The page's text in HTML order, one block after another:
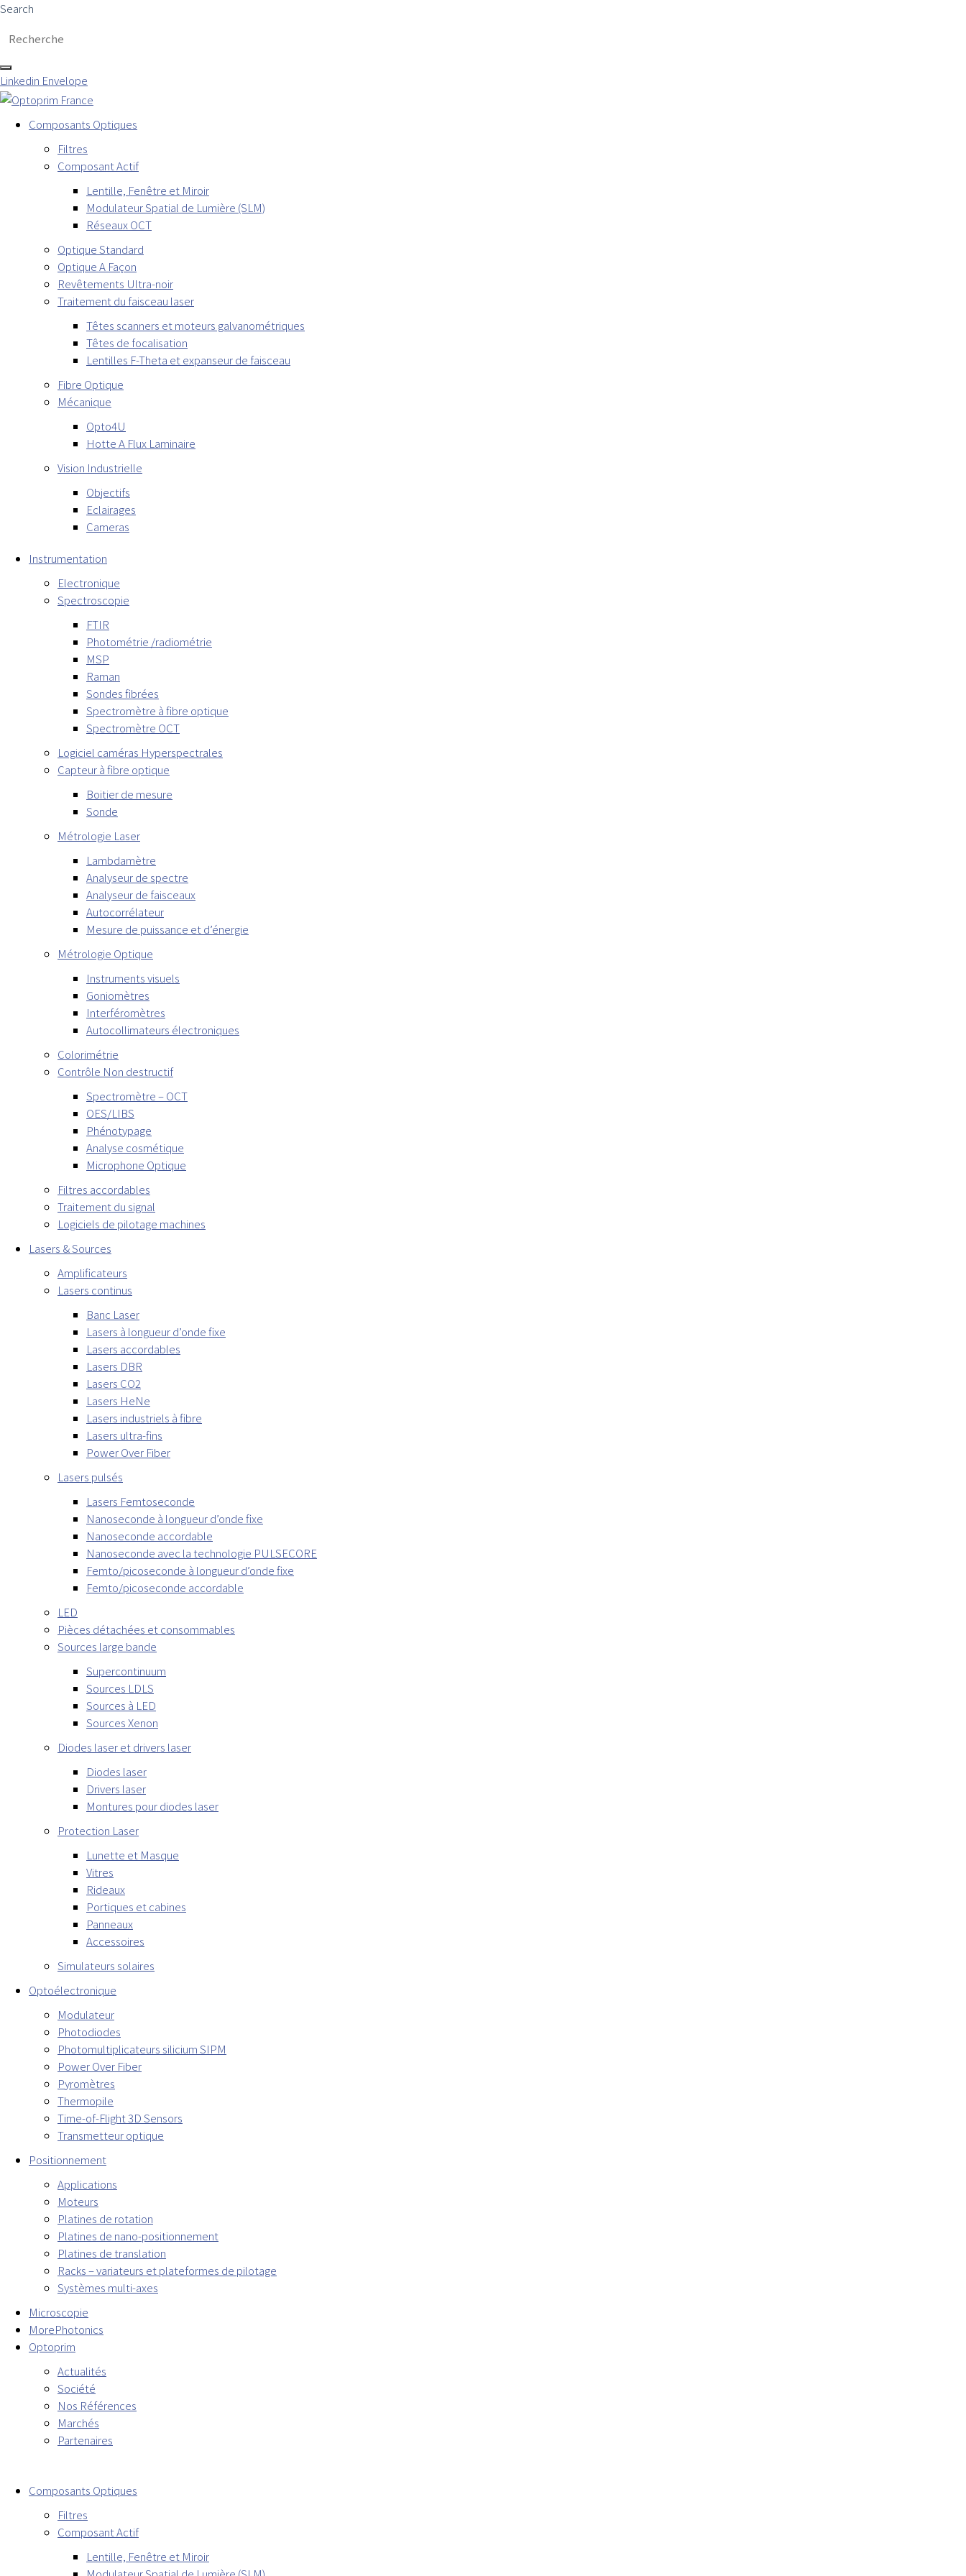
Search
Linkedin Envelope
Composants Optiques
Filtres
Composant Actif
Lentille, Fenêtre et Miroir
Modulateur Spatial de Lumière (SLM)
Réseaux OCT
Optique Standard
Optique A Façon
Revêtements Ultra-noir
Traitement du faisceau laser
Têtes scanners et moteurs galvanométriques
Têtes de focalisation
Lentilles F-Theta et expanseur de faisceau
Fibre Optique
Mécanique
Opto4U
Hotte A Flux Laminaire
Vision Industrielle
Objectifs
Eclairages
Cameras
Instrumentation
Electronique
Spectroscopie
FTIR
Photométrie /radiométrie
MSP
Raman
Sondes fibrées
Spectromètre à fibre optique
Spectromètre OCT
Logiciel caméras Hyperspectrales
Capteur à fibre optique
Boitier de mesure
Sonde
Métrologie Laser
Lambdamètre
Analyseur de spectre
Analyseur de faisceaux
Autocorrélateur
Mesure de puissance et d’énergie
Métrologie Optique
Instruments visuels
Goniomètres
Interféromètres
Autocollimateurs électroniques
Colorimétrie
Contrôle Non destructif
Spectromètre – OCT
OES/LIBS
Phénotypage
Analyse cosmétique
Microphone Optique
Filtres accordables
Traitement du signal
Logiciels de pilotage machines
Lasers & Sources
Amplificateurs
Lasers continus
Banc Laser
Lasers à longueur d’onde fixe
Lasers accordables
Lasers DBR
Lasers CO2
Lasers HeNe
Lasers industriels à fibre
Lasers ultra-fins
Power Over Fiber
Lasers pulsés
Lasers Femtoseconde
Nanoseconde à longueur d’onde fixe
Nanoseconde accordable
Nanoseconde avec la technologie PULSECORE
Femto/picoseconde à longueur d’onde fixe
Femto/picoseconde accordable
LED
Pièces détachées et consommables
Sources large bande
Supercontinuum
Sources LDLS
Sources à LED
Sources Xenon
Diodes laser et drivers laser
Diodes laser
Drivers laser
Montures pour diodes laser
Protection Laser
Lunette et Masque
Vitres
Rideaux
Portiques et cabines
Panneaux
Accessoires
Simulateurs solaires
Optoélectronique
Modulateur
Photodiodes
Photomultiplicateurs silicium SIPM
Power Over Fiber
Pyromètres
Thermopile
Time-of-Flight 3D Sensors
Transmetteur optique
Positionnement
Applications
Moteurs
Platines de rotation
Platines de nano-positionnement
Platines de translation
Racks – variateurs et plateformes de pilotage
Systèmes multi-axes
Microscopie
MorePhotonics
Optoprim
Actualités
Société
Nos Références
Marchés
Partenaires
Composants Optiques
Filtres
Composant Actif
Lentille, Fenêtre et Miroir